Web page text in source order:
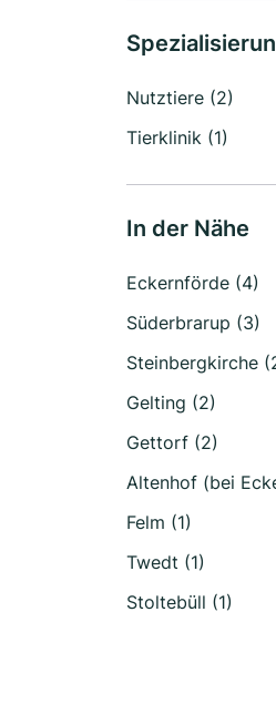
Nutztiere (2)
Tierklinik (1)
In der Nähe
Eckernförde (4)
Süderbrarup (3)
Steinbergkirche
Gelting (2)
Gettorf (2)
Altenhof (bei
Felm (1)
Twedt (1)
Stoltebüll (1)